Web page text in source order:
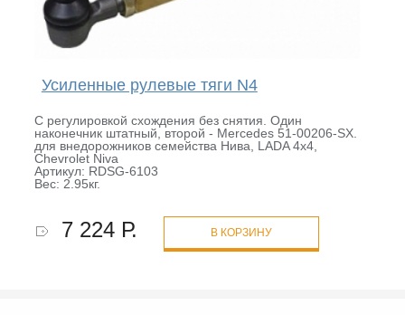
Усиленные рулевые тяги N4
С регулировкой схождения без снятия. Один
наконечник штатный, второй - Mercedes 51-00206-SX.
для внедорожников семейства Нива, LADA 4x4,
Chevrolet Niva
Артикул: RDSG-6103
Вес: 2.95кг.
7 224 Р. В КОРЗИНУ